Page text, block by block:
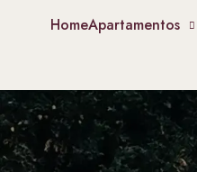
HomeApartamentos